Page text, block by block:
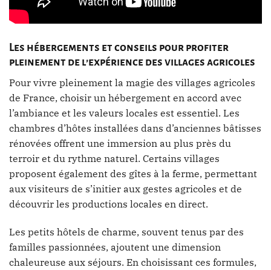
Les hébergements et conseils pour profiter
pleinement de l’expérience des villages agricoles
Pour vivre pleinement la magie des villages agricoles
de France, choisir un hébergement en accord avec
l’ambiance et les valeurs locales est essentiel. Les
chambres d’hôtes installées dans d’anciennes bâtisses
rénovées offrent une immersion au plus près du
terroir et du rythme naturel. Certains villages
proposent également des gîtes à la ferme, permettant
aux visiteurs de s’initier aux gestes agricoles et de
découvrir les productions locales en direct.
Les petits hôtels de charme, souvent tenus par des
familles passionnées, ajoutent une dimension
chaleureuse aux séjours. En choisissant ces formules,